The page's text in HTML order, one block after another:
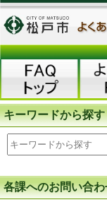
キーワードから探す
各課へのお問い合わ